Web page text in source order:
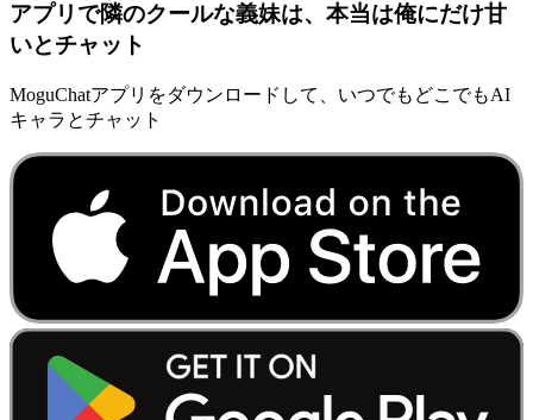
アプリで隣のクールな義妹は、本当は俺にだけ甘
いとチャット
MoguChatアプリをダウンロードして、いつでもどこでもAI
キャラとチャット